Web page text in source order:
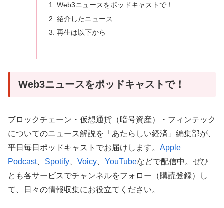
Web3ニュースをポッドキャストで！
紹介したニュース
再生は以下から
Web3ニュースをポッドキャストで！
ブロックチェーン・仮想通貨（暗号資産）・フィンテック
についてのニュース解説を「あたらしい経済」編集部が、
平日毎日ポッドキャストでお届けします。 Apple
Podcast、 Spotify、 Voicy、 YouTubeなどで配信中。ぜひ
とも各サービスでチャンネルをフォロー（購読登録）し
て、日々の情報収集にお役立てください。